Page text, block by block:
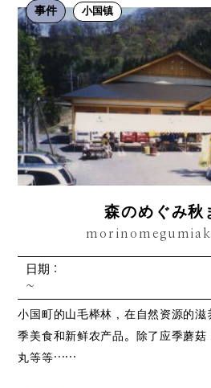
事件 小国镇
森のめぐみ秋
日期：
~
小国町的山毛榉林，在自然资源的滋
季美食和新鲜农产品。除了应季蘑
丸等等……